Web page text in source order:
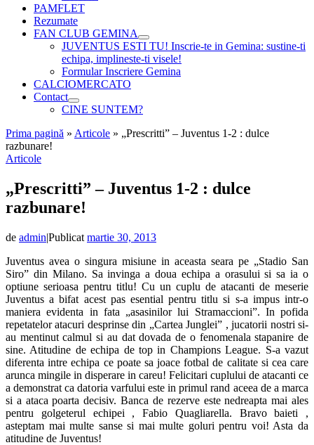
PAMFLET
Rezumate
FAN CLUB GEMINA
JUVENTUS ESTI TU! Inscrie-te in Gemina: sustine-ti
echipa, implineste-ti visele!
Formular Inscriere Gemina
CALCIOMERCATO
Contact
CINE SUNTEM?
Prima pagină » Articole » „Prescritti” – Juventus 1-2 : dulce
razbunare!
Articole
„Prescritti” – Juventus 1-2 : dulce
razbunare!
de admin|Publicat martie 30, 2013
Juventus avea o singura misiune in aceasta seara pe „Stadio San
Siro” din Milano. Sa invinga a doua echipa a orasului si sa ia o
optiune serioasa pentru titlu! Cu un cuplu de atacanti de meserie
Juventus a bifat acest pas esential pentru titlu si s-a impus intr-o
maniera evidenta in fata „asasinilor lui Stramaccioni”. In pofida
repetatelor atacuri desprinse din „Cartea Junglei” , jucatorii nostri si-
au mentinut calmul si au dat dovada de o fenomenala stapanire de
sine. Atitudine de echipa de top in Champions League. S-a vazut
diferenta intre echipa ce poate sa joace fotbal de calitate si cea care
arunca mingile in disperare in careu! Felicitari cuplului de atacanti ce
a demonstrat ca datoria varfului este in primul rand aceea de a marca
si a ataca poarta decisiv. Banca de rezerve este nedreapta mai ales
pentru golgeterul echipei , Fabio Quagliarella. Bravo baieti ,
asteptam mai multe sanse si mai multe goluri pentru voi! Asta da
atitudine de Juventus!